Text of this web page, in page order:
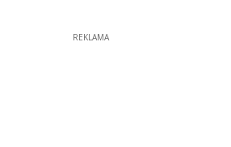
REKLAMA